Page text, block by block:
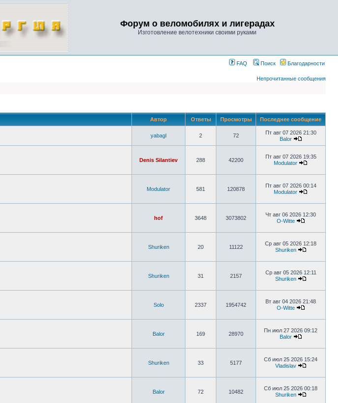
Форум о веломобилях и лигерадах
Изготовление велотехники своими руками
FAQ Поиск Благодарности
Непрочитанные сообщения
Автор Ответы Просмотры Последнее сообщение
yabagl 2 72
Пт авг 07 2026 21:30
Balor
Denis Silantiev 288 42200
Пт авг 07 2026 19:35
Modulator
Modulator 581 120878
Пт авг 07 2026 00:14
Modulator
hof 3648 3073802
Чт авг 06 2026 12:30
O-Witte
Shuriken 20 11122
Ср авг 05 2026 12:18
Shuriken
Shuriken 31 2157
Ср авг 05 2026 12:11
Shuriken
Solo 2337 1954742
Вт авг 04 2026 21:48
O-Witte
Balor 169 28970
Пн июл 27 2026 09:12
Balor
Shuriken 33 5177
Сб июл 25 2026 15:24
Vladislav
Balor 72 10482
Сб июл 25 2026 00:18
Shuriken